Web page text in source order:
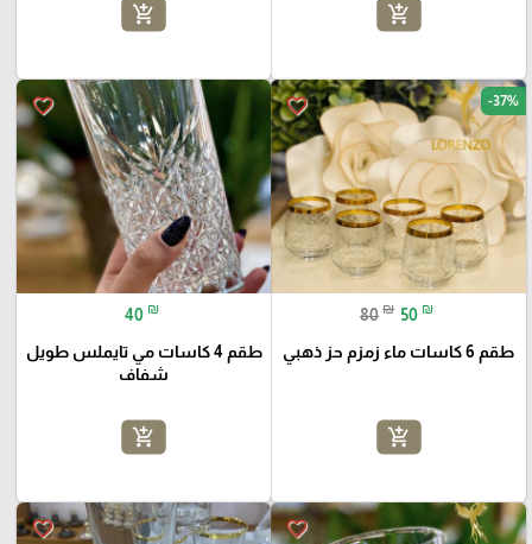
add_shopping_cart
add_shopping_cart
favorite_border -37%
80 ₪ 50 ₪
طقم 6 كاسات ماء زمزم حز ذهبي
add_shopping_cart
favorite_border
40 ₪
طقم 4 كاسات مي تايملس طويل
شفاف
add_shopping_cart
favorite_border
favorite_border